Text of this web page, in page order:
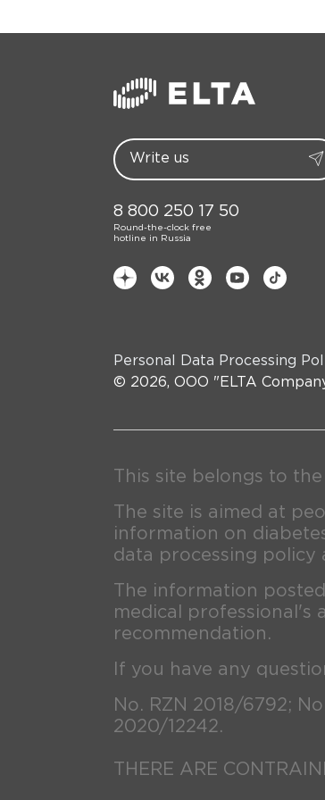
8 800 250 17 50
Round-the-clock free
hotline in Russia
Personal Data Processing
© 2026, OOO "ELTA
This site belongs to
The site is aimed at
information on
data processing policy
The information
medical professional's
recommendation.
If you have any
No. RZN 2018/6792;
2020/12242.
THERE ARE